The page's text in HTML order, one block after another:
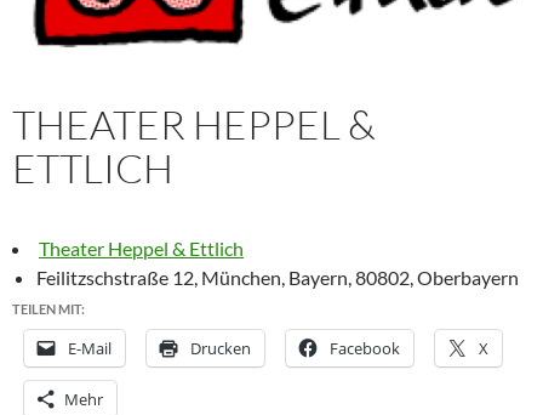
THEATER HEPPEL &
ETTLICH
Theater Heppel & Ettlich
Feilitzschstraße 12, München, Bayern, 80802, Oberbayern
TEILEN MIT:
E-Mail Drucken Facebook X
Mehr